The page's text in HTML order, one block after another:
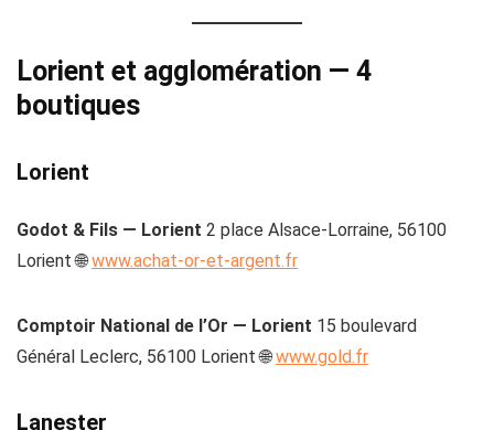
Lorient et agglomération — 4
boutiques
Lorient
Godot & Fils — Lorient 2 place Alsace-Lorraine, 56100
Lorient 🌐www.achat-or-et-argent.fr
Comptoir National de l’Or — Lorient 15 boulevard
Général Leclerc, 56100 Lorient 🌐www.gold.fr
Lanester